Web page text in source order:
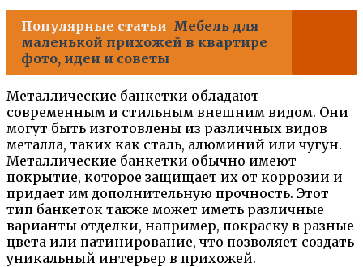
Популярные статьи Мебель для
маленькой прихожей в квартире
фото, идеи и советы
Металлические банкетки обладают
современным и стильным внешним видом. Они
могут быть изготовлены из различных видов
металла, таких как сталь, алюминий или чугун.
Металлические банкетки обычно имеют
покрытие, которое защищает их от коррозии и
придает им дополнительную прочность. Этот
тип банкеток также может иметь различные
варианты отделки, например, покраску в разные
цвета или патинирование, что позволяет создать
уникальный интерьер в прихожей.